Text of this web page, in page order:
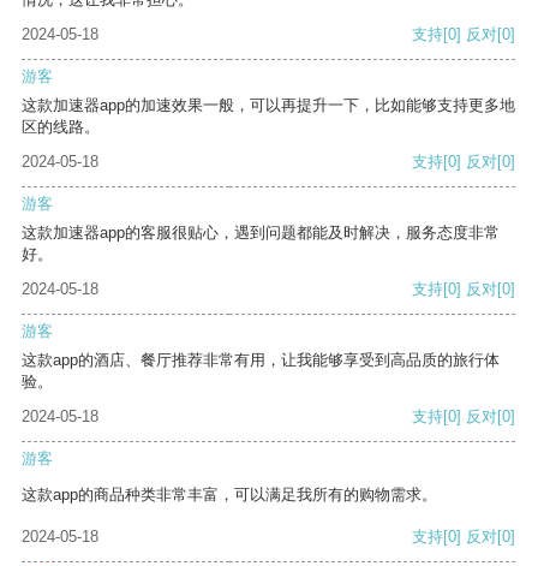
2024-05-18
支持[0] 反对[0]
游客
这款加速器app的加速效果一般，可以再提升一下，比如能够支持更多地
区的线路。
2024-05-18
支持[0] 反对[0]
游客
这款加速器app的客服很贴心，遇到问题都能及时解决，服务态度非常
好。
2024-05-18
支持[0] 反对[0]
游客
这款app的酒店、餐厅推荐非常有用，让我能够享受到高品质的旅行体
验。
2024-05-18
支持[0] 反对[0]
游客
这款app的商品种类非常丰富，可以满足我所有的购物需求。
2024-05-18 支持[0] 反对[0]